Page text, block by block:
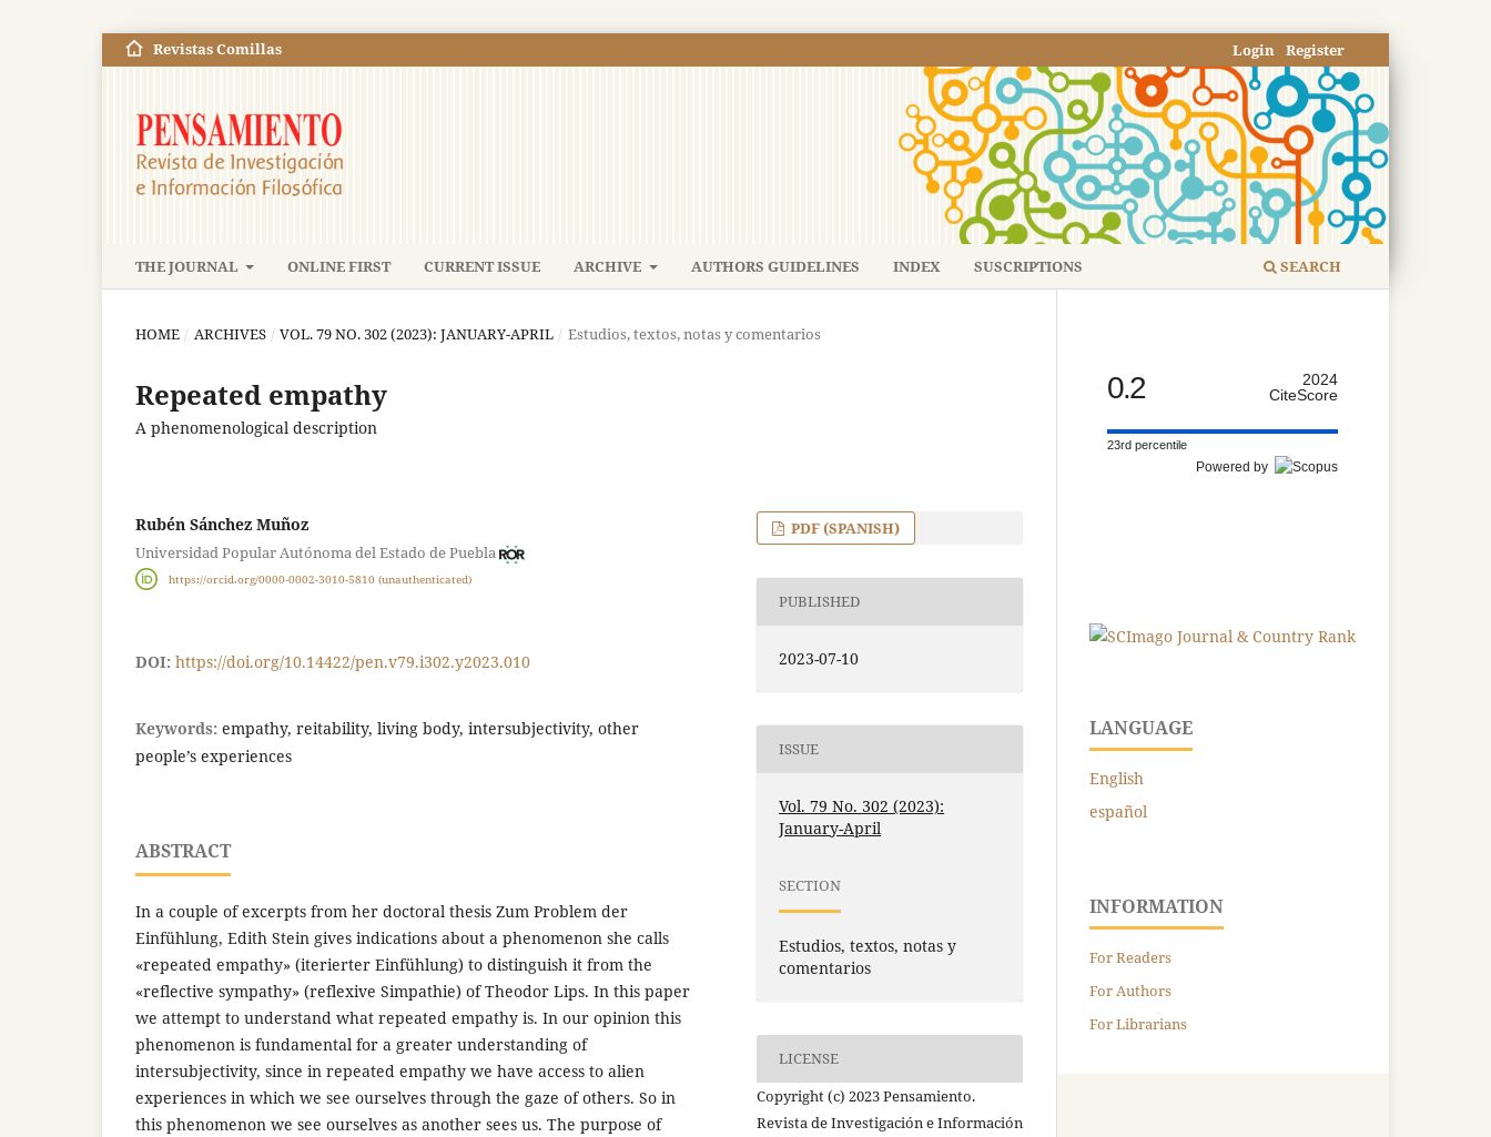
THE JOURNAL ONLINE FIRST CURRENT ISSUE ARCHIVE AUTHORS GUIDELINES INDEX SUSCRIPTIONS SEARCH
Revistas Comillas Register
Login
HOME / ARCHIVES / VOL. 79 NO. 302 (2023): JANUARY-APRIL / Estudios, textos, notas y comentarios
Repeated empathy
A phenomenological description
Rubén Sánchez Muñoz
Universidad Popular Autónoma del Estado de Puebla
https://orcid.org/0000-0002-3010-5810 (unauthenticated)
DOI: https://doi.org/10.14422/pen.v79.i302.y2023.010
Keywords: empathy, reitability, living body, intersubjectivity, other
people’s experiences
ABSTRACT
In a couple of excerpts from her doctoral thesis Zum Problem der
Einfühlung, Edith Stein gives indications about a phenomenon she calls
«repeated empathy» (iterierter Einfühlung) to distinguish it from the
«reflective sympathy» (reflexive Simpathie) of Theodor Lips. In this paper
we attempt to understand what repeated empathy is. In our opinion this
phenomenon is fundamental for a greater understanding of
intersubjectivity, since in repeated empathy we have access to alien
experiences in which we see ourselves through the gaze of others. So in
this phenomenon we see ourselves as another sees us. The purpose of
PDF (SPANISH)
PUBLISHED
2023-07-10
ISSUE
Vol. 79 No. 302 (2023):
January-April
SECTION
Estudios, textos, notas y
comentarios
LICENSE
Copyright (c) 2023 Pensamiento.
Revista de Investigación e Información
0.2
2024
CiteScore
23rd percentile
Powered by
LANGUAGE
English
español
INFORMATION
For Readers
For Authors
For Librarians